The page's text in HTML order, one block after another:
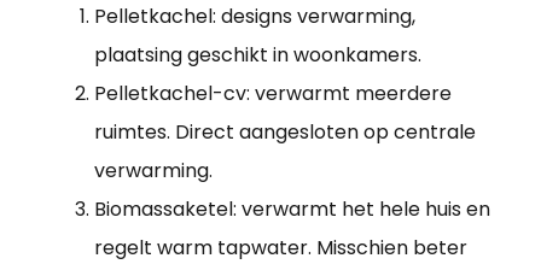
Pelletkachel: designs verwarming,
plaatsing geschikt in woonkamers.
Pelletkachel-cv: verwarmt meerdere
ruimtes. Direct aangesloten op centrale
verwarming.
Biomassaketel: verwarmt het hele huis en
regelt warm tapwater. Misschien beter